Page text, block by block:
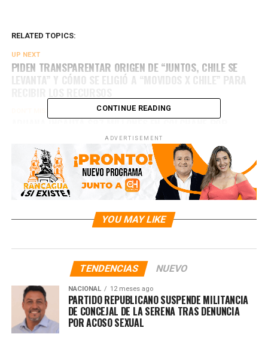
RELATED TOPICS:
UP NEXT
PIDEN TRANSPARENTAR ORIGEN DE “JUNTOS, CHILE SE
LEVANTA” Y CÓMO SE ELIGIÓ A “MOVIDOS X CHILE” PARA
ADUANA INCAUTA $87 MILLONES EN COLCHANE POR
INCUMPLIMIENTO DE LEY ANTICONTRABANDO
CONTINUE READING
ADVERTISEMENT
YOU MAY LIKE
TENDENCIAS NUEVO
NACIONAL 12 meses ago
PARTIDO REPUBLICANO SUSPENDE MILITANCIA
DE CONCEJAL DE LA SERENA TRAS DENUNCIA
POR ACOSO SEXUAL